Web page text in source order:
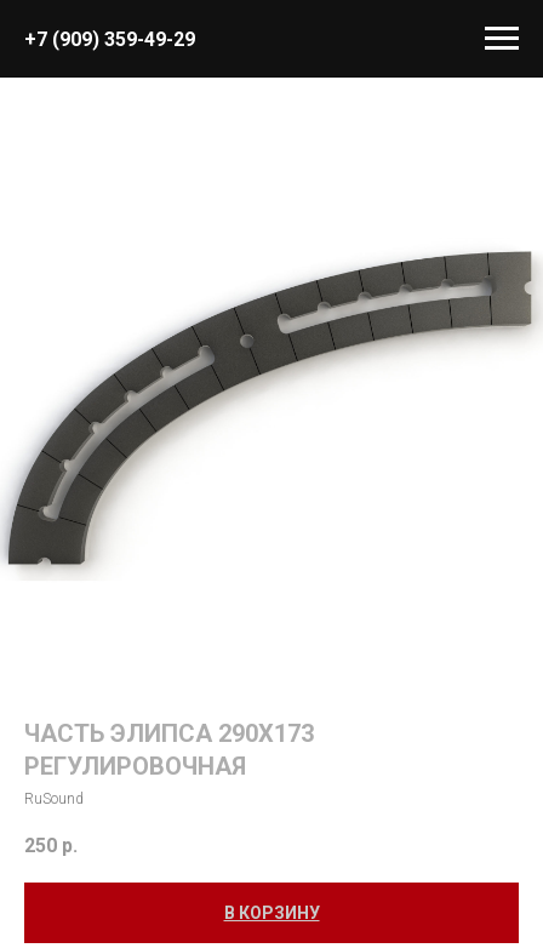
+7 (909) 359-49-29
ЧАСТЬ ЭЛИПСА 290Х173
РЕГУЛИРОВОЧНАЯ
RuSound
250 р.
В КОРЗИНУ